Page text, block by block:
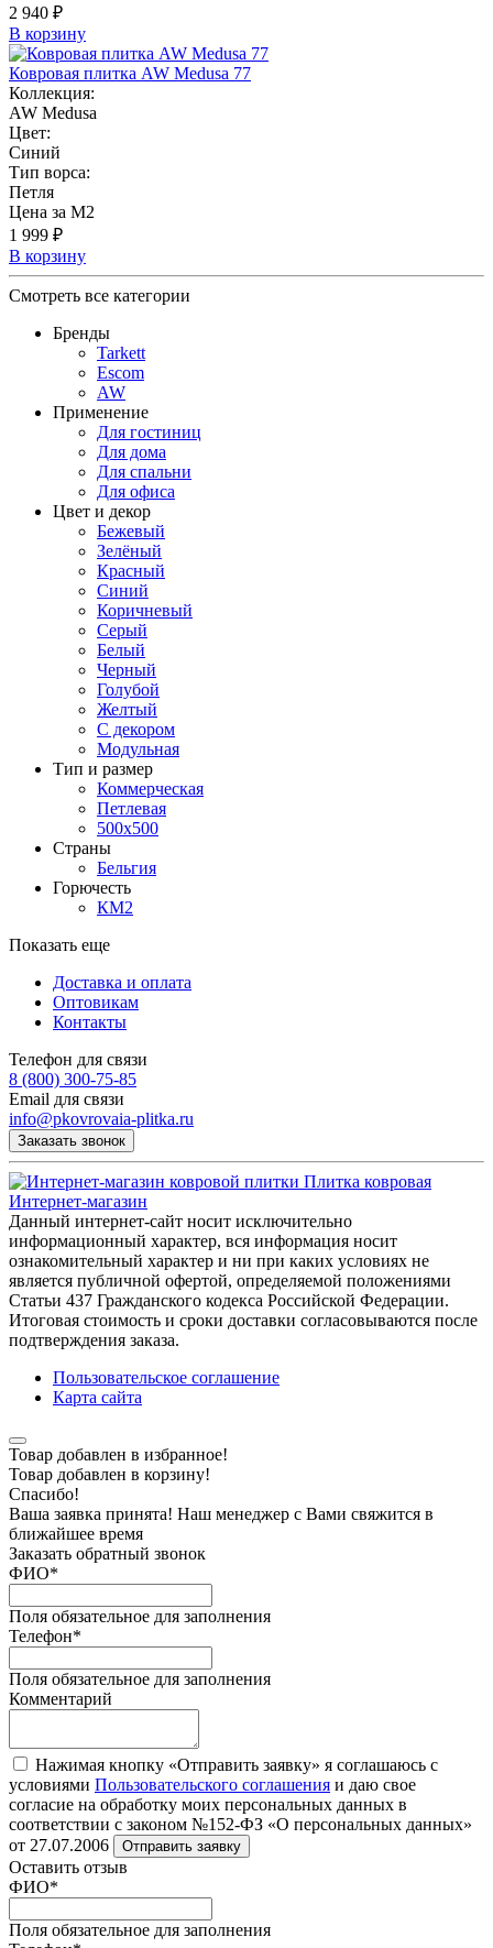
2 940 ₽
В корзину
Ковровая плитка AW Medusa 77
Коллекция:
AW Medusa
Цвет:
Синий
Тип ворса:
Петля
Цена за М2
1 999 ₽
В корзину
Смотреть все категории
Бренды
Tarkett
Escom
AW
Применение
Для гостиниц
Для дома
Для спальни
Для офиса
Цвет и декор
Бежевый
Зелёный
Красный
Синий
Коричневый
Серый
Белый
Черный
Голубой
Желтый
С декором
Модульная
Тип и размер
Коммерческая
Петлевая
500х500
Страны
Бельгия
Горючесть
КМ2
Показать еще
Доставка и оплата
Оптовикам
Контакты
Телефон для связи
8 (800) 300-75-85
Email для связи
info@pkovrovaia-plitka.ru
Заказать звонок
Плитка ковровая
Интернет-магазин
Данный интернет-сайт носит исключительно
информационный характер, вся информация носит
ознакомительный характер и ни при каких условиях не
является публичной офертой, определяемой положениями
Статьи 437 Гражданского кодекса Российской Федерации.
Итоговая стоимость и сроки доставки согласовываются после
подтверждения заказа.
Пользовательское соглашение
Карта сайта
Товар добавлен в избранное!
Товар добавлен в корзину!
Спасибо!
Ваша заявка принята! Наш менеджер с Вами свяжится в
ближайшее время
Заказать обратный звонок
ФИО*
Поля обязательное для заполнения
Телефон*
Поля обязательное для заполнения
Комментарий
Нажимая кнопку «Отправить заявку» я соглашаюсь с
условиями Пользовательского соглашения и даю свое
согласие на обработку моих персональных данных в
соответствии с законом №152-ФЗ «О персональных данных»
от 27.07.2006
Отправить заявку
Оставить отзыв
ФИО*
Поля обязательное для заполнения